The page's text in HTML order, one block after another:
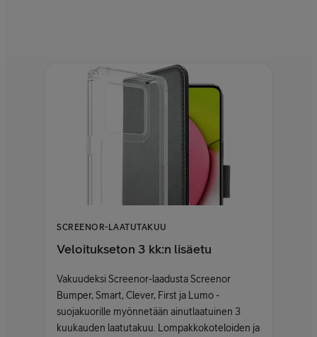
SCREENOR-LAATUTAKUU
Veloitukseton 3 kk:n lisäetu
Vakuudeksi Screenor-laadusta Screenor
Bumper, Smart, Clever, First ja Lumo -
suojakuorille myönnetään ainutlaatuinen 3
kuukauden laatutakuu. Lompakkokoteloiden ja